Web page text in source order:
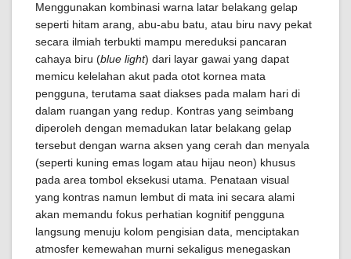
Menggunakan kombinasi warna latar belakang gelap
seperti hitam arang, abu-abu batu, atau biru navy pekat
secara ilmiah terbukti mampu mereduksi pancaran
cahaya biru (blue light) dari layar gawai yang dapat
memicu kelelahan akut pada otot kornea mata
pengguna, terutama saat diakses pada malam hari di
dalam ruangan yang redup. Kontras yang seimbang
diperoleh dengan memadukan latar belakang gelap
tersebut dengan warna aksen yang cerah dan menyala
(seperti kuning emas logam atau hijau neon) khusus
pada area tombol eksekusi utama. Penataan visual
yang kontras namun lembut di mata ini secara alami
akan memandu fokus perhatian kognitif pengguna
langsung menuju kolom pengisian data, menciptakan
atmosfer kemewahan murni sekaligus menegaskan